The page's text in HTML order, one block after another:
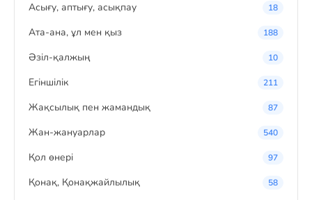
Асығу, аптығу, асықпау 18
Ата-ана, ұл мен қыз 188
Әзіл-қалжың 10
Егіншілік 211
Жақсылық пен жамандық 87
Жан-жануарлар 540
Қол өнері 97
Қонақ, Қонақжайлылық 58